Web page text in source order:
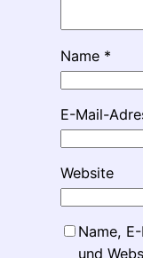
Name *
E-Mail-
Website
Name,
und